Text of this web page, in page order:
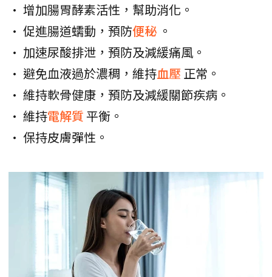
• 增加腸胃酵素活性，幫助消化。
• 促進腸道蠕動，預防便秘 。
• 加速尿酸排泄，預防及減緩痛風。
• 避免血液過於濃稠，維持血壓 正常。
• 維持軟骨健康，預防及減緩關節疾病。
• 維持電解質平衡。
• 保持皮膚彈性。